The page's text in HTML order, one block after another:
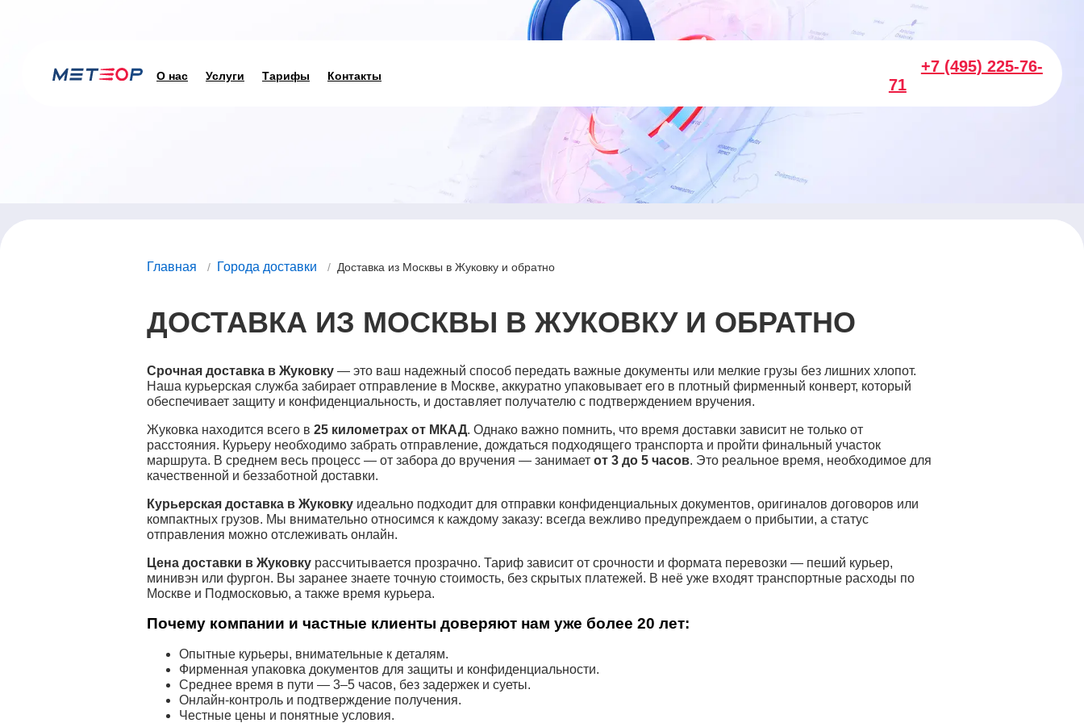
О нас Услуги Тарифы Контакты
+7 (495) 225-76-
71
Главная / Города доставки / Доставка из Москвы в Жуковку и обратно
ДОСТАВКА ИЗ МОСКВЫ В ЖУКОВКУ И ОБРАТНО
Срочная доставка в Жуковку — это ваш надежный способ передать важные документы или мелкие грузы без лишних хлопот.
Наша курьерская служба забирает отправление в Москве, аккуратно упаковывает его в плотный фирменный конверт, который
обеспечивает защиту и конфиденциальность, и доставляет получателю с подтверждением вручения.
Жуковка находится всего в 25 километрах от МКАД. Однако важно помнить, что время доставки зависит не только от
расстояния. Курьеру необходимо забрать отправление, дождаться подходящего транспорта и пройти финальный участок
маршрута. В среднем весь процесс — от забора до вручения — занимает от 3 до 5 часов. Это реальное время, необходимое для
качественной и беззаботной доставки.
Курьерская доставка в Жуковку идеально подходит для отправки конфиденциальных документов, оригиналов договоров или
компактных грузов. Мы внимательно относимся к каждому заказу: всегда вежливо предупреждаем о прибытии, а статус
отправления можно отслеживать онлайн.
Цена доставки в Жуковку рассчитывается прозрачно. Тариф зависит от срочности и формата перевозки — пеший курьер,
минивэн или фургон. Вы заранее знаете точную стоимость, без скрытых платежей. В неё уже входят транспортные расходы по
Москве и Подмосковью, а также время курьера.
Почему компании и частные клиенты доверяют нам уже более 20 лет:
Опытные курьеры, внимательные к деталям.
Фирменная упаковка документов для защиты и конфиденциальности.
Среднее время в пути — 3–5 часов, без задержек и суеты.
Онлайн-контроль и подтверждение получения.
Честные цены и понятные условия.